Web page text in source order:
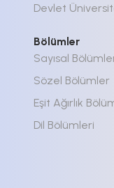
Devlet
Bölümler
Sayısal
Sözel Bölümler
Eşit Ağırlık
Dil Bölümleri